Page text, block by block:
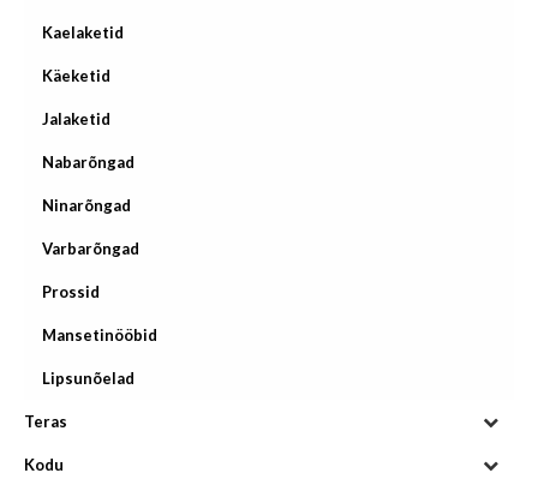
Kaelaketid
Käeketid
Jalaketid
Nabarõngad
Ninarõngad
Varbarõngad
Prossid
Mansetinööbid
Lipsunõelad
Teras
Kodu